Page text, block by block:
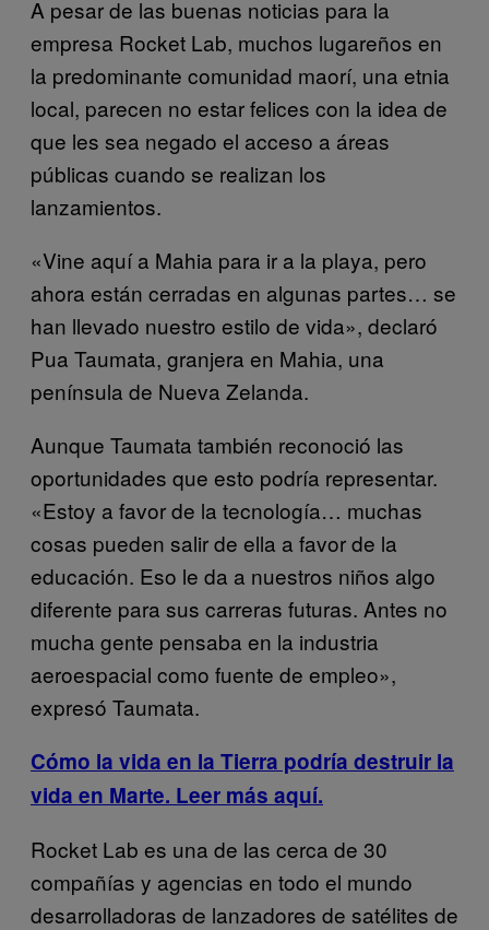
A pesar de las buenas noticias para la
empresa Rocket Lab, muchos lugareños en
la predominante comunidad maorí, una etnia
local, parecen no estar felices con la idea de
que les sea negado el acceso a áreas
públicas cuando se realizan los
lanzamientos.
«Vine aquí a Mahia para ir a la playa, pero
ahora están cerradas en algunas partes… se
han llevado nuestro estilo de vida», declaró
Pua Taumata, granjera en Mahia, una
península de Nueva Zelanda.
Aunque Taumata también reconoció las
oportunidades que esto podría representar.
«Estoy a favor de la tecnología… muchas
cosas pueden salir de ella a favor de la
educación. Eso le da a nuestros niños algo
diferente para sus carreras futuras. Antes no
mucha gente pensaba en la industria
aeroespacial como fuente de empleo»,
expresó Taumata.
Cómo la vida en la Tierra podría destruir la
vida en Marte. Leer más aquí.
Rocket Lab es una de las cerca de 30
compañías y agencias en todo el mundo
desarrolladoras de lanzadores de satélites de